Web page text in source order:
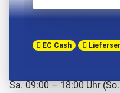
#ostring
40882 Ratingen
Öffnungszeiten:
Sa. 09:00 – 18:00 Uhr
EC Cash